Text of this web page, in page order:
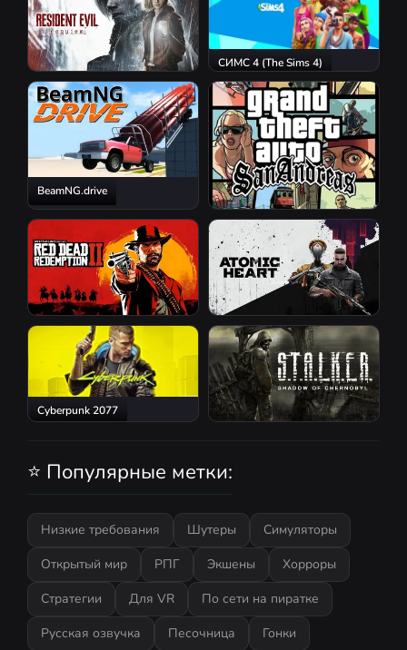
Resident Evil Requiem
СИМС 4 (The Sims 4)
BeamNG.drive
GTA San Andreas
Red Dead Redemption 2 Atomic Heart
Cyberpunk 2077
⭐ Популярные метки:
Низкие требования Шутеры
Симуляторы
Открытый мир
РПГ Экшены
Хорроры
Стратегии
Для VR
По сети на пиратке
Русская озвучка
Песочница
Гонки